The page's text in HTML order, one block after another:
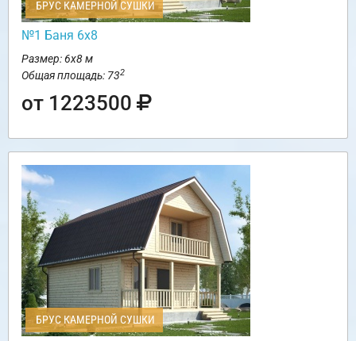
БРУС КАМЕРНОЙ СУШКИ
№1 Баня 6х8
Размер: 6х8 м
Общая площадь: 732
от 1223500
БРУС КАМЕРНОЙ СУШКИ